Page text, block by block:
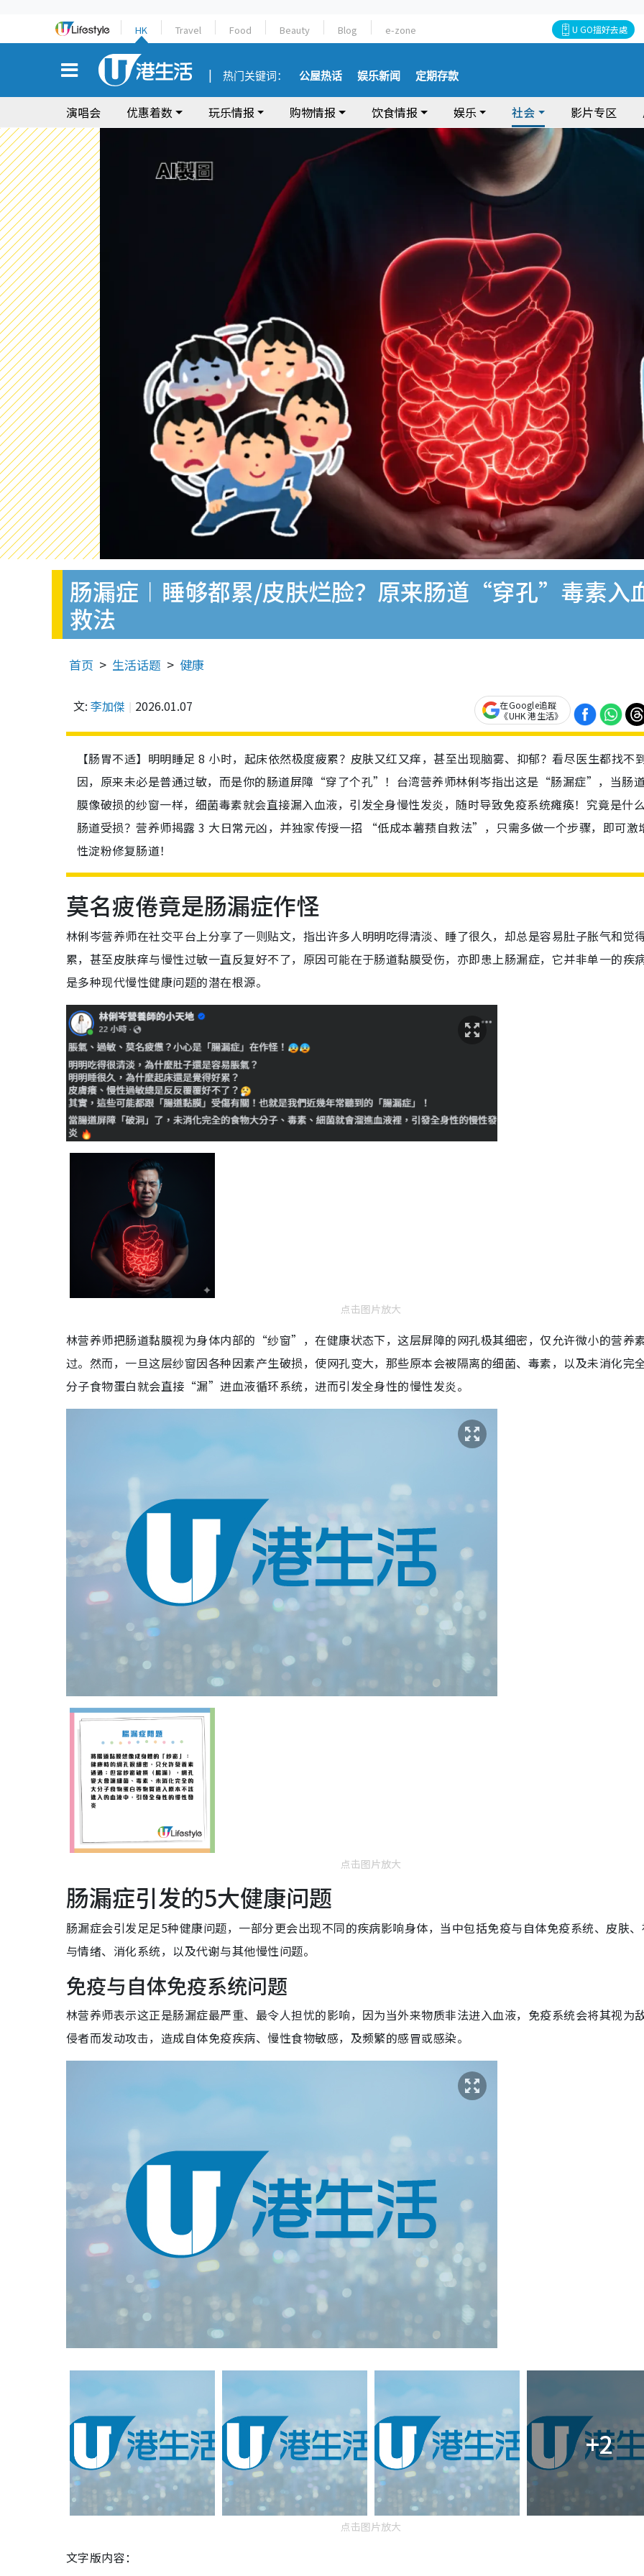
HK Travel Food Beauty Blog e-zone U GO搵好去處
热门关键词： 公屋热话 娱乐新闻 定期存款
演唱会 优惠着数 玩乐情报 购物情报 饮食情报 娱乐 社会 影片专区
肠漏症︱睡够都累/皮肤烂脸？原来肠道“穿孔”毒素入
救法
首页 生活话题 健康
文: 李加傑 2026.01.07
在Google追蹤
《UHK 港生活》
【肠胃不适】明明睡足 8 小时，起床依然极度疲累？皮肤又红又痒，甚至出现脑雾、抑郁？看尽医生都找不
因，原来未必是普通过敏，而是你的肠道屏障“穿了个孔”！台湾营养师林俐岑指出这是“肠漏症”，当肠
膜像破损的纱窗一样，细菌毒素就会直接漏入血液，引发全身慢性发炎，随时导致免疫系统瘫痪！究竟是什
肠道受损？营养师揭露 3 大日常元凶，并独家传授一招 “低成本薯蓣自救法”，只需多做一个步骤，即可激
性淀粉修复肠道！
莫名疲倦竟是肠漏症作怪
林俐岑营养师在社交平台上分享了一则贴文，指出许多人明明吃得清淡、睡了很久，却总是容易肚子胀气和觉
累，甚至皮肤痒与慢性过敏一直反复好不了，原因可能在于肠道黏膜受伤，亦即患上肠漏症，它并非单一的疾
是多种现代慢性健康问题的潜在根源。
点击图片放大
林营养师把肠道黏膜视为身体内部的“纱窗”，在健康状态下，这层屏障的网孔极其细密，仅允许微小的营养
过。然而，一旦这层纱窗因各种因素产生破损，使网孔变大，那些原本会被隔离的细菌、毒素，以及未消化完
分子食物蛋白就会直接“漏”进血液循环系统，进而引发全身性的慢性发炎。
点击图片放大
肠漏症引发的5大健康问题
肠漏症会引发足足5种健康问题，一部分更会出现不同的疾病影响身体，当中包括免疫与自体免疫系统、皮肤
与情绪、消化系统，以及代谢与其他慢性问题。
免疫与自体免疫系统问题
林营养师表示这正是肠漏症最严重、最令人担忧的影响，因为当外来物质非法进入血液，免疫系统会将其视为
侵者而发动攻击，造成自体免疫疾病、慢性食物敏感，及频繁的感冒或感染。
+2
点击图片放大
文字版内容：